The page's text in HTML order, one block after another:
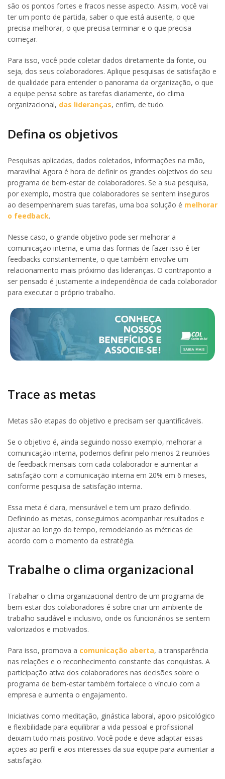
são os pontos fortes e fracos nesse aspecto. Assim, você vai
ter um ponto de partida, saber o que está ausente, o que
precisa melhorar, o que precisa terminar e o que precisa
começar.
Para isso, você pode coletar dados diretamente da fonte, ou
seja, dos seus colaboradores. Aplique pesquisas de satisfação e
de qualidade para entender o panorama da organização, o que
a equipe pensa sobre as tarefas diariamente, do clima
organizacional, das lideranças, enfim, de tudo.
Defina os objetivos
Pesquisas aplicadas, dados coletados, informações na mão,
maravilha! Agora é hora de definir os grandes objetivos do seu
programa de bem-estar de colaboradores. Se a sua pesquisa,
por exemplo, mostra que colaboradores se sentem inseguros
ao desempenharem suas tarefas, uma boa solução é melhorar
o feedback.
Nesse caso, o grande objetivo pode ser melhorar a
comunicação interna, e uma das formas de fazer isso é ter
feedbacks constantemente, o que também envolve um
relacionamento mais próximo das lideranças. O contraponto a
ser pensado é justamente a independência de cada colaborador
para executar o próprio trabalho.
Trace as metas
Metas são etapas do objetivo e precisam ser quantificáveis.
Se o objetivo é, ainda seguindo nosso exemplo, melhorar a
comunicação interna, podemos definir pelo menos 2 reuniões
de feedback mensais com cada colaborador e aumentar a
satisfação com a comunicação interna em 20% em 6 meses,
conforme pesquisa de satisfação interna.
Essa meta é clara, mensurável e tem um prazo definido.
Definindo as metas, conseguimos acompanhar resultados e
ajustar ao longo do tempo, remodelando as métricas de
acordo com o momento da estratégia.
Trabalhe o clima organizacional
Trabalhar o clima organizacional dentro de um programa de
bem-estar dos colaboradores é sobre criar um ambiente de
trabalho saudável e inclusivo, onde os funcionários se sentem
valorizados e motivados.
Para isso, promova a comunicação aberta, a transparência
nas relações e o reconhecimento constante das conquistas. A
participação ativa dos colaboradores nas decisões sobre o
programa de bem-estar também fortalece o vínculo com a
empresa e aumenta o engajamento.
Iniciativas como meditação, ginástica laboral, apoio psicológico
e flexibilidade para equilibrar a vida pessoal e profissional
deixam tudo mais positivo. Você pode e deve adaptar essas
ações ao perfil e aos interesses da sua equipe para aumentar a
satisfação.